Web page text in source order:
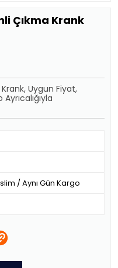
Çıkma Krank
Uygun Fiyat,
/ Aynı Gün Kargo